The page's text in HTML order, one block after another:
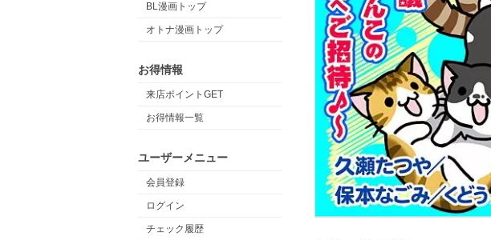
BL漫画トップ
オトナ漫画トップ
お得情報
来店ポイントGET
お得情報一覧
ユーザーメニュー
会員登録
ログイン
チェック履歴